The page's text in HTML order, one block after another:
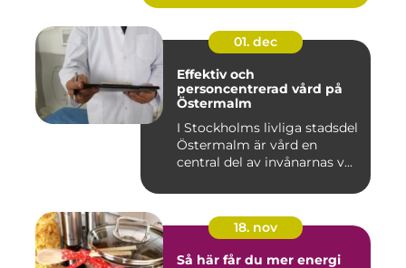
01. dec
Effektiv och
personcentrerad vård på
Östermalm
I Stockholms livliga stadsdel
Östermalm är vård en
central del av invånarnas v...
18. nov
Så här får du mer energi